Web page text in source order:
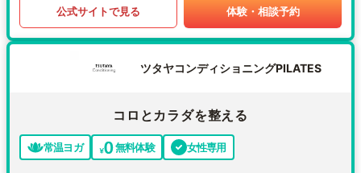
公式サイトで見る 体験・相談予約
ツタヤコンディショニングPILATES
コロとカラダを整える
常温ヨガ 無料体験 女性専用